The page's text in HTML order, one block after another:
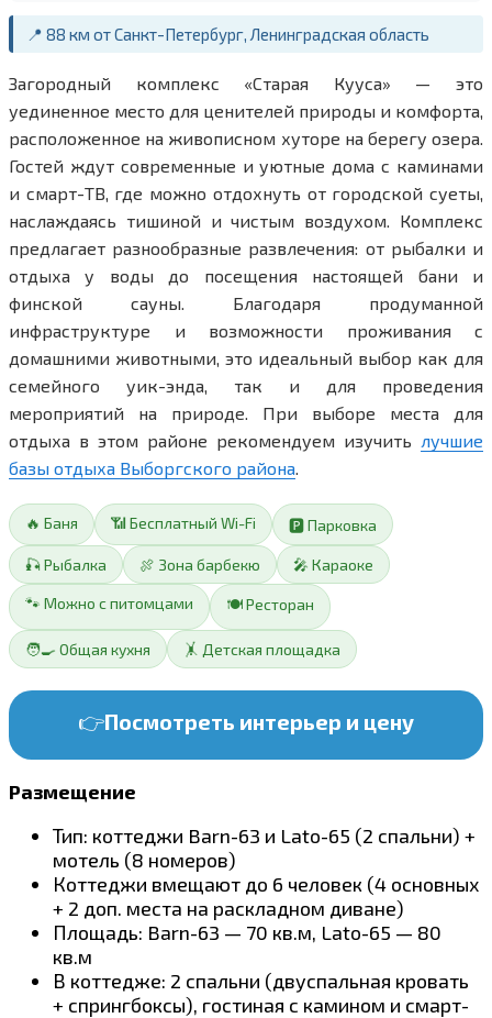
📍 88 км от Санкт-Петербург, Ленинградская область
Загородный комплекс «Старая Кууса» — это
уединенное место для ценителей природы и комфорта,
расположенное на живописном хуторе на берегу озера.
Гостей ждут современные и уютные дома с каминами
и смарт-ТВ, где можно отдохнуть от городской суеты,
наслаждаясь тишиной и чистым воздухом. Комплекс
предлагает разнообразные развлечения: от рыбалки и
отдыха у воды до посещения настоящей бани и
финской сауны. Благодаря продуманной
инфраструктуре и возможности проживания с
домашними животными, это идеальный выбор как для
семейного уик-энда, так и для проведения
мероприятий на природе. При выборе места для
отдыха в этом районе рекомендуем изучить лучшие
базы отдыха Выборгского района.
🔥 Баня 📶 Бесплатный Wi-Fi 🅿️ Парковка
🎣 Рыбалка 🍖 Зона барбекю 🎤 Караоке
🐾 Можно с питомцами 🍽️ Ресторан
🧑‍🍳 Общая кухня 🤸 Детская площадка
👉Посмотреть интерьер и цену
Размещение
Тип: коттеджи Barn-63 и Lato-65 (2 спальни) +
мотель (8 номеров)
Коттеджи вмещают до 6 человек (4 основных
+ 2 доп. места на раскладном диване)
Площадь: Barn-63 — 70 кв.м, Lato-65 — 80
кв.м
В коттедже: 2 спальни (двуспальная кровать
+ спрингбоксы), гостиная с камином и смарт-